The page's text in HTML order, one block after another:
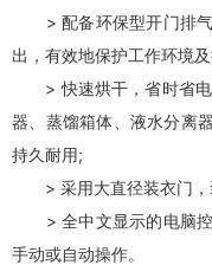
> 配备环保型开门排气
出，有效地保护工作环境
> 快速烘干，省时省电
器、蒸馏箱体、液水分离
持久耐用;
> 采用大直径装衣门，
> 全中文显示的电脑控
手动或自动操作。